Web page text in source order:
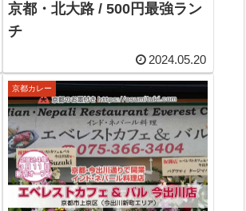
京都・北大路 / 500円最強ラン
チ
2024.05.20
京都カレー